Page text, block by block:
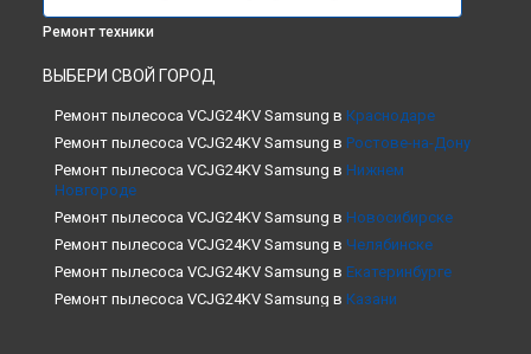
Ремонт техники
ВЫБЕРИ СВОЙ ГОРОД
Ремонт пылесоса VCJG24KV Samsung в Краснодаре
Ремонт пылесоса VCJG24KV Samsung в Ростове-на-Дону
Ремонт пылесоса VCJG24KV Samsung в Нижнем
Новгороде
Ремонт пылесоса VCJG24KV Samsung в Новосибирске
Ремонт пылесоса VCJG24KV Samsung в Челябинске
Ремонт пылесоса VCJG24KV Samsung в Екатеринбурге
Ремонт пылесоса VCJG24KV Samsung в Казани